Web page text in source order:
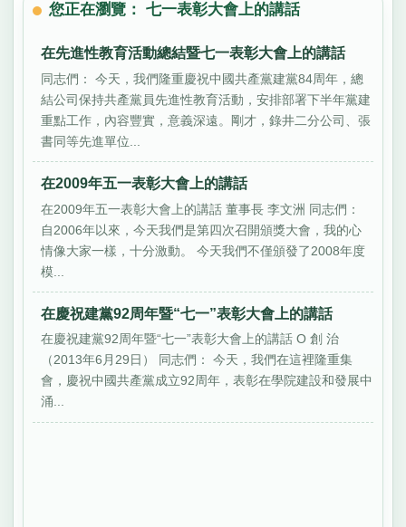
您正在瀏覽： 七一表彰大會上的講話
在先進性教育活動總結暨七一表彰大會上的講話
同志們： 今天，我們隆重慶祝中國共產黨建黨84周年，總
結公司保持共產黨員先進性教育活動，安排部署下半年黨建
重點工作，內容豐實，意義深遠。剛才，錄井二分公司、張
書同等先進單位...
在2009年五一表彰大會上的講話
在2009年五一表彰大會上的講話 董事長 李文洲 同志們：
自2006年以來，今天我們是第四次召開頒獎大會，我的心
情像大家一樣，十分激動。 今天我們不僅頒發了2008年度
模...
在慶祝建黨92周年暨“七一”表彰大會上的講話
在慶祝建黨92周年暨“七一”表彰大會上的講話 O 創 治
（2013年6月29日） 同志們： 今天，我們在這裡隆重集
會，慶祝中國共產黨成立92周年，表彰在學院建設和發展中
涌...